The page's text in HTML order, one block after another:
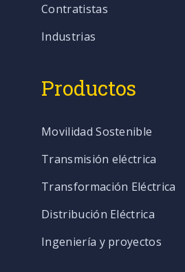
Contratistas
Industrias
Productos
Movilidad Sostenible
Transmisión eléctrica
Transformación Eléctrica
Distribución Eléctrica
Ingeniería y proyectos